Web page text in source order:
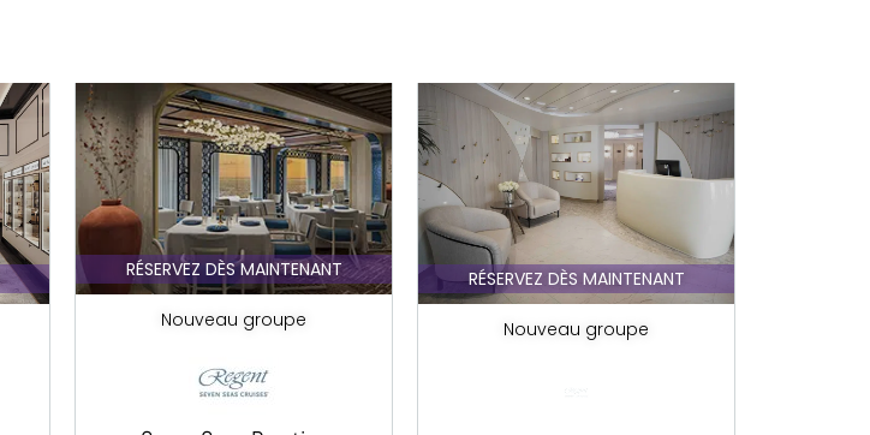
RÉSERVEZ DÈS MAINTENANT
Nouveau groupe
RÉSERVEZ DÈS MAINTENANT
Nouveau groupe